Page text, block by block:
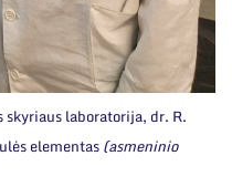
skyriaus laboratorija, dr. R.
elementas(asmeninio